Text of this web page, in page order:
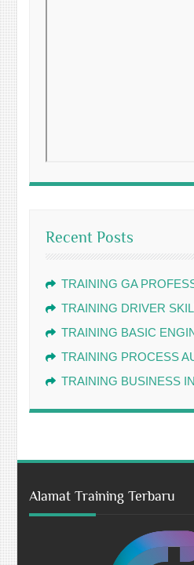
Recent Posts
TRAINING GA
TRAINING DRIVER
TRAINING BASIC
TRAINING PROCESS
TRAINING BUSINESS
Alamat Training Terbaru